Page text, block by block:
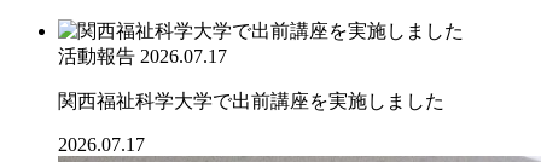
活動報告 2026.07.17
関西福祉科学大学で出前講座を実施しました
2026.07.17